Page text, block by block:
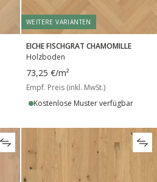
WEITERE VARIANTEN
EICHE FISCHGRAT CHAMOMILLE
Holzboden
73,25 €/m²
Empf. Preis (inkl. MwSt.)
Kostenlose Muster verfügbar